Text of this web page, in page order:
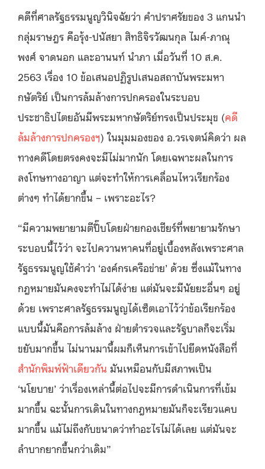
คดีที่ศาลรัฐธรรมนูญวินิจฉัยว่า คำปราศรัยของ 3 แกนนำ
กลุ่มราษฎร คือรุ้ง-ปนัสยา สิทธิจิรวัฒนกุล ไมค์-ภาณุ
พงศ์ จาดนอก และอานนท์ นำภา เมื่อวันที่ 10 ส.ค.
2563 เรื่อง 10 ข้อเสนอปฏิรูปเสนอสถาบันพระมหา
กษัตริย์ เป็นการล้มล้างการปกครองในระบอบ
ประชาธิปไตยอันมีพระมหากษัตริย์ทรงเป็นประมุข (คดี
ล้มล้างการปกครองฯ) ในมุมมองของ อ.วรเจตน์คิดว่า ผล
ทางคดีโดยตรงคงจะมีไม่มากนัก โดยเฉพาะผลในการ
ลงโทษทางอาญา แต่จะทำให้การเคลื่อนไหวเรียกร้อง
ต่างๆ ทำได้ยากขึ้น – เพราะอะไร?
“มีความพยายามตีปี๊บโดยฝ่ายกองเชียร์ที่พยายามรักษา
ระบอบนี้ไว้ว่า จะไปควานหาคนที่อยู่เบื้องหลังเพราะศาล
รัฐธรรมนูญใช้คำว่า ‘องค์กรเครือข่าย’ ด้วย ซึ่งแม้ในทาง
กฎหมายมันคงจะทำไม่ได้ง่าย แต่มันจะมีนัยยะอื่นๆ อยู่
ด้วย เพราะศาลรัฐธรรมนูญได้เซ็ตเอาไว้ว่าข้อเรียกร้อง
แบบนี้มันคือการล้มล้าง ฝ่ายตำรวจและรัฐบาลก็จะเริ่ม
ขยับมากขึ้น ไม่นานมานี้ผมก็เห็นการเข้าไปยึดหนังสือที่
สำนักพิมพ์ฟ้าเดียวกัน มันเหมือนกับมีสภาพเป็น
‘นโยบาย’ ว่าเรื่องเหล่านี้ต่อไปจะมีการดำเนินการที่เข้ม
มากขึ้น ฉะนั้นการเดินในทางกฎหมายมันก็จะเรียวแคบ
มากขึ้น แม้ไม่ถึงกับขนาดว่าทำอะไรไม่ได้เลย แต่มันจะ
ลำบากยากขึ้นกว่าเดิม”